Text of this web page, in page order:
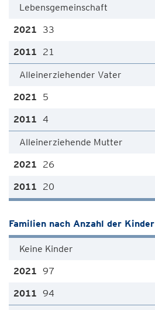
Lebensgemeinschaft
33
21
Alleinerziehender Vater
5
4
Alleinerziehende Mutter
26
20
Familien nach Anzahl der Kinder
Keine Kinder
97
94